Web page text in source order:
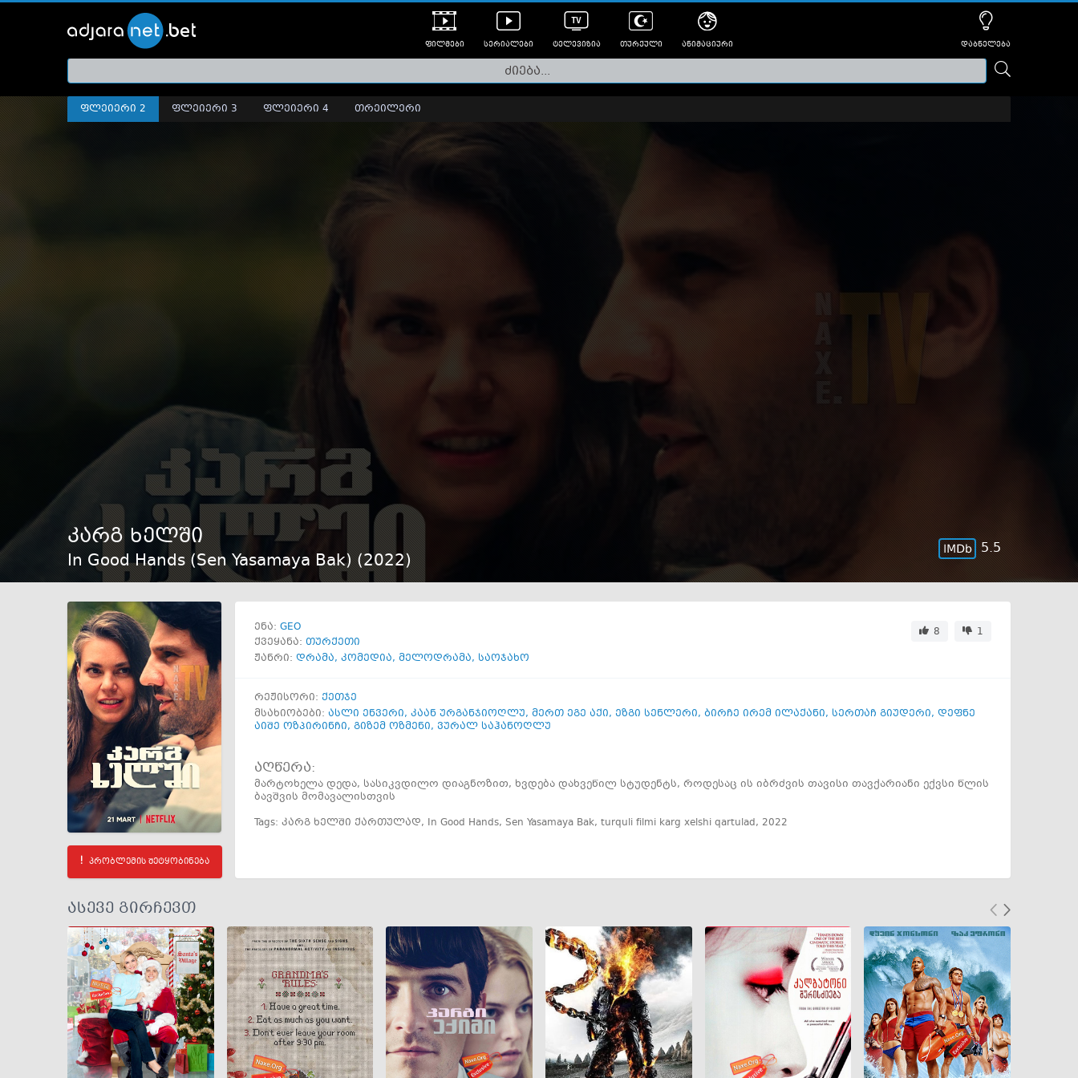
ფილმები
თრეილერები
სერიალები ტელევიზია თურქული ანიმაციური დაბნელება
ფლეიერი 2 ფლეიერი 3 ფლეიერი 4 თრეილერი
კარგ ხელში
In Good Hands (Sen Yasamaya Bak) (2022)
5.5
პრობლემის შეტყობინება
ენა: GEO
ქვეყანა: თურქეთი
8
1
ჟანრი: დრამა, კომედია, მელოდრამა, საოჯახო
რეჟისორი: ქეთჯე
მსახიობები: ასლი ენვერი, კაან ურგანჯიოღლუ, მერთ ეგე აქი, ეზგი სენლერი, ბირჩე ირემ ილაქანი, სერთაჩ გიუდერი, დეფნე
აიშე ოზპირინჩი, გიზემ ოზმენი, ვურალ საჰანოღლუ
აღწერა:
მარტოხელა დედა, სასიკვდილო დიაგნოზით, ხვდება დახვეწილ სტუდენტს, როდესაც ის იბრძვის თავისი თავქარიანი ექვსი წლის
ბავშვის მომავალისთვის
Tags: კარგ ხელში ქართულად, In Good Hands, Sen Yasamaya Bak, turquli filmi karg xelshi qartulad, 2022
ასევე გირჩევთ